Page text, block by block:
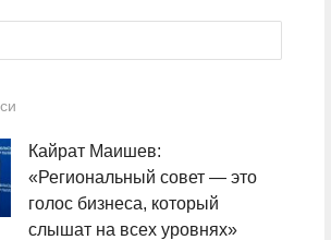
Кайрат Маишев:
«Региональный совет — это
голос бизнеса, который
слышат на всех уровнях»